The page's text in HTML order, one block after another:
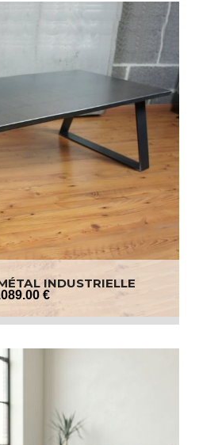
INDUSTRIELLE
.00 €